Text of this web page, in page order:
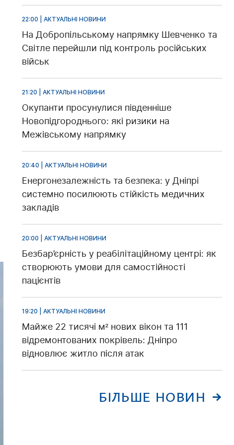
22:00 | АКТУАЛЬНІ НОВИНИ
На Добропільському напрямку Шевченко та
Світле перейшли під контроль російських
військ
21:20 | АКТУАЛЬНІ НОВИНИ
Окупанти просунулися південніше
Новопідгороднього: які ризики на
Межівському напрямку
20:40 | АКТУАЛЬНІ НОВИНИ
Енергонезалежність та безпека: у Дніпрі
системно посилюють стійкість медичних
закладів
20:00 | АКТУАЛЬНІ НОВИНИ
Безбар’єрність у реабілітаційному центрі: як
створюють умови для самостійності
пацієнтів
19:20 | АКТУАЛЬНІ НОВИНИ
Майже 22 тисячі м² нових вікон та 111
відремонтованих покрівель: Дніпро
відновлює житло після атак
БІЛЬШЕ НОВИН